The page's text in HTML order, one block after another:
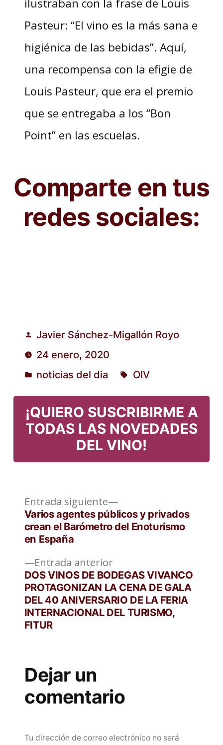
ilustraban con la frase de Louis
Pasteur: “El vino es la más sana e
higiénica de las bebidas”. Aquí,
una recompensa con la efigie de
Louis Pasteur, que era el premio
que se entregaba a los “Bon
Point” en las escuelas.
Comparte en tus
redes sociales:
Publicado
por
Javier Sánchez-Migallón Royo
24 enero, 2020
Publicado
en
noticias del dia OIV
¡QUIERO SUSCRIBIRME A
TODAS LAS NOVEDADES
DEL VINO!
Navegación
de
entradas
Entrada anteriorEntrada
anterior:
DOS VINOS DE BODEGAS VIVANCO
PROTAGONIZAN LA CENA DE GALA
DEL 40 ANIVERSARIO DE LA FERIA
INTERNACIONAL DEL TURISMO,
FITUR
Entrada siguiente
Entrada
siguiente:
Varios agentes públicos y privados
crean el Barómetro del Enoturismo
en España
Dejar un
comentario
Tu dirección de correo electrónico no será